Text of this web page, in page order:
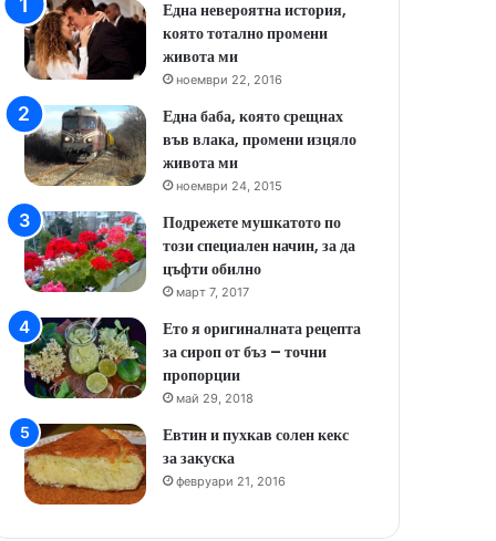
Една невероятна история,
която тотално промени
живота ми
ноември 22, 2016
Една баба, която срещнах
във влака, промени изцяло
живота ми
ноември 24, 2015
Подрежете мушкатото по
този специален начин, за да
цъфти обилно
март 7, 2017
Ето я оригиналната рецепта
за сироп от бъз – точни
пропорции
май 29, 2018
Евтин и пухкав солен кекс
за закуска
февруари 21, 2016